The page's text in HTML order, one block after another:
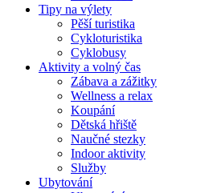
Tipy na výlety
Pěší turistika
Cykloturistika
Cyklobusy
Aktivity a volný čas
Zábava a zážitky
Wellness a relax
Koupání
Dětská hřiště
Naučné stezky
Indoor aktivity
Služby
Ubytování